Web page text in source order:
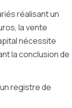
réalisant un
la vente
nécessite
la conclusion de
registre de